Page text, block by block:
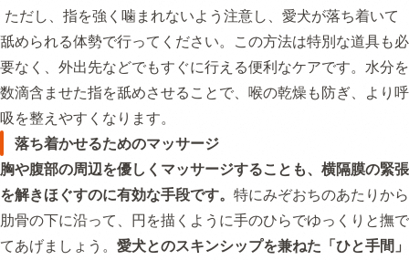
ただし、指を強く噛まれないよう注意し、愛犬が落ち着いて
舐められる体勢で行ってください。この方法は特別な道具も必
要なく、外出先などでもすぐに行える便利なケアです。水分を
数滴含ませた指を舐めさせることで、喉の乾燥も防ぎ、より呼
吸を整えやすくなります。
落ち着かせるためのマッサージ
胸や腹部の周辺を優しくマッサージすることも、横隔膜の緊張
を解きほぐすのに有効な手段です。 特にみぞおちのあたりから
肋骨の下に沿って、円を描くように手のひらでゆっくりと撫で
てあげましょう。 愛犬とのスキンシップを兼ねた「ひと手間」